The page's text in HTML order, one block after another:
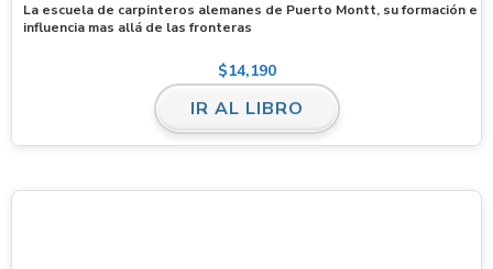
La escuela de carpinteros alemanes de Puerto Montt, su formación e
influencia mas allá de las fronteras
$14,190
IR AL LIBRO